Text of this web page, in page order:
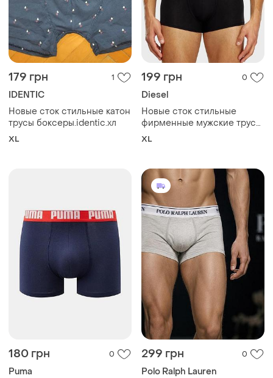
179 грн 1
IDENTIC
Новые сток стильные катон
трусы боксеры.identic.хл
XL
199 грн 0
Diesel
Новые сток стильные
фирменные мужские трусы
боксеры.diesel.хл
XL
180 грн 0
Puma
299 грн 0
Polo Ralph Lauren